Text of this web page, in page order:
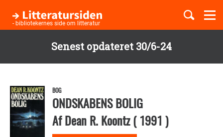
Senest opdateret 30/6-24
hovedindhold
- bibliotekernes side om litteratur
Børnebøger
Temaer
BOG
ONDSKABENS BOLIG
AfDean R. Koontz(1991 )